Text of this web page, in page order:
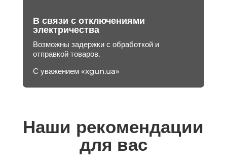
В связи с отключениями
электричества
Возможны задержки с обработкой и
отправкой товаров.
С уважением «xgun.ua»
Наши рекомендации
для вас